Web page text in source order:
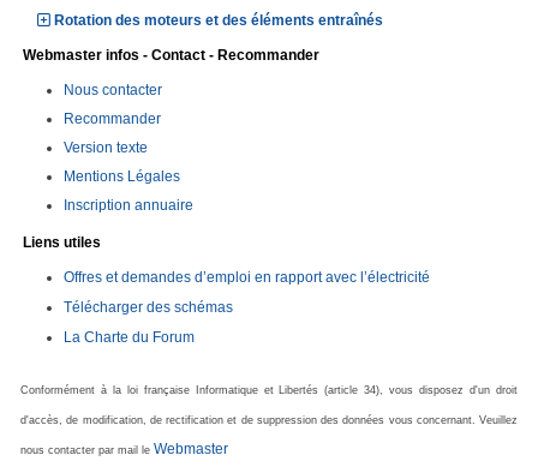
Rotation des moteurs et des éléments entraînés
Webmaster infos - Contact - Recommander
Nous contacter
Recommander
Version texte
Mentions Légales
Inscription annuaire
Liens utiles
Offres et demandes d’emploi en rapport avec l’électricité
Télécharger des schémas
La Charte du Forum
Conformément à la loi française Informatique et Libertés (article 34), vous disposez d'un droit
d'accès, de modification, de rectification et de suppression des données vous concernant. Veuillez
nous contacter par mail le Webmaster